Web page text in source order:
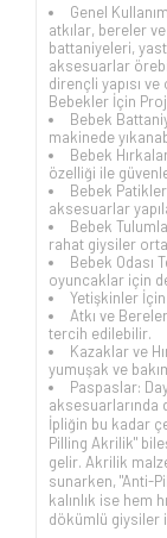
Genel
atkılar, bereler
battaniyeleri,
aksesuarlar
dirençli yapısı
Bebekler İçin
Bebek
makinede
Bebek
özelliği ile
Bebek
aksesuarlar
Bebek
rahat giysiler
Bebek Odası
oyuncaklar için
Yetişkinler
Atkı ve
tercih edilebilir.
Kazaklar ve
yumuşak ve
Paspaslar:
aksesuarlarında
İpliğin bu kadar
Pilling Akrilik"
gelir. Akrilik
sunarken, "Anti-
kalınlık ise hem
dökümlü giysiler